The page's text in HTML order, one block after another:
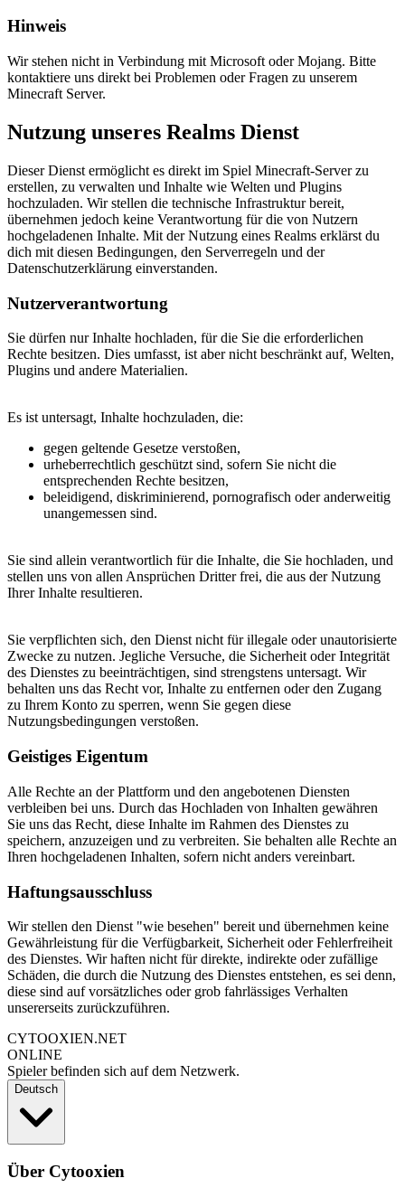
Hinweis
Wir stehen nicht in Verbindung mit Microsoft oder Mojang. Bitte
kontaktiere uns direkt bei Problemen oder Fragen zu unserem
Minecraft Server.
Nutzung unseres Realms Dienst
Dieser Dienst ermöglicht es direkt im Spiel Minecraft-Server zu
erstellen, zu verwalten und Inhalte wie Welten und Plugins
hochzuladen. Wir stellen die technische Infrastruktur bereit,
übernehmen jedoch keine Verantwortung für die von Nutzern
hochgeladenen Inhalte. Mit der Nutzung eines Realms erklärst du
dich mit diesen Bedingungen, den Serverregeln und der
Datenschutzerklärung einverstanden.
Nutzerverantwortung
Sie dürfen nur Inhalte hochladen, für die Sie die erforderlichen
Rechte besitzen. Dies umfasst, ist aber nicht beschränkt auf, Welten,
Plugins und andere Materialien.
Es ist untersagt, Inhalte hochzuladen, die:
gegen geltende Gesetze verstoßen,
urheberrechtlich geschützt sind, sofern Sie nicht die
entsprechenden Rechte besitzen,
beleidigend, diskriminierend, pornografisch oder anderweitig
unangemessen sind.
Sie sind allein verantwortlich für die Inhalte, die Sie hochladen, und
stellen uns von allen Ansprüchen Dritter frei, die aus der Nutzung
Ihrer Inhalte resultieren.
Sie verpflichten sich, den Dienst nicht für illegale oder unautorisierte
Zwecke zu nutzen. Jegliche Versuche, die Sicherheit oder Integrität
des Dienstes zu beeinträchtigen, sind strengstens untersagt. Wir
behalten uns das Recht vor, Inhalte zu entfernen oder den Zugang
zu Ihrem Konto zu sperren, wenn Sie gegen diese
Nutzungsbedingungen verstoßen.
Geistiges Eigentum
Alle Rechte an der Plattform und den angebotenen Diensten
verbleiben bei uns. Durch das Hochladen von Inhalten gewähren
Sie uns das Recht, diese Inhalte im Rahmen des Dienstes zu
speichern, anzuzeigen und zu verbreiten. Sie behalten alle Rechte an
Ihren hochgeladenen Inhalten, sofern nicht anders vereinbart.
Haftungsausschluss
Wir stellen den Dienst "wie besehen" bereit und übernehmen keine
Gewährleistung für die Verfügbarkeit, Sicherheit oder Fehlerfreiheit
des Dienstes. Wir haften nicht für direkte, indirekte oder zufällige
Schäden, die durch die Nutzung des Dienstes entstehen, es sei denn,
diese sind auf vorsätzliches oder grob fahrlässiges Verhalten
unsererseits zurückzuführen.
CYTOOXIEN.NET
ONLINE
Spieler befinden sich auf dem Netzwerk.
Deutsch
Über Cytooxien